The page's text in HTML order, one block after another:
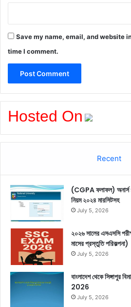
Save my name, email, and website
time I comment.
Hosted On
Recent
(CGPA ফলাফল) অনার্স
নিয়ম ২০২৪ মারসিটসহ
July 5, 2026
২০২৬ সালের এসএসসি
মাসের প্রস্তুতি পরিকল্পনা)
July 5, 2026
বাংলাদেশ থেকে সিঙ্গাপুর
2026
July 5, 2026